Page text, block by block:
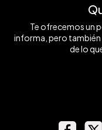
Te ofrecemos un
informa, pero también
de lo